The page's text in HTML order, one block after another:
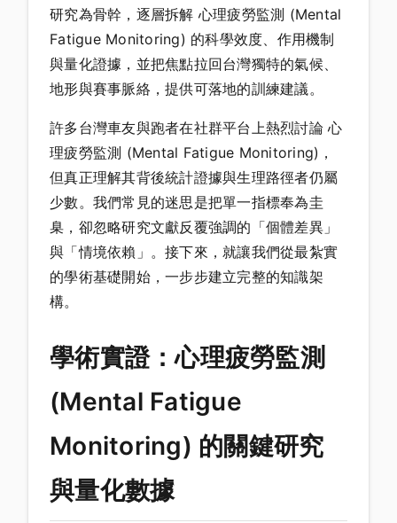
研究為骨幹，逐層拆解 心理疲勞監測 (Mental
Fatigue Monitoring) 的科學效度、作用機制
與量化證據，並把焦點拉回台灣獨特的氣候、
地形與賽事脈絡，提供可落地的訓練建議。
許多台灣車友與跑者在社群平台上熱烈討論 心
理疲勞監測 (Mental Fatigue Monitoring)，
但真正理解其背後統計證據與生理路徑者仍屬
少數。我們常見的迷思是把單一指標奉為圭
臬，卻忽略研究文獻反覆強調的「個體差異」
與「情境依賴」。接下來，就讓我們從最紮實
的學術基礎開始，一步步建立完整的知識架
構。
學術實證：心理疲勞監測
(Mental Fatigue
Monitoring) 的關鍵研究
與量化數據